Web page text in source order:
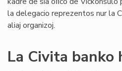
la delegacio reprezentos nur la
aliaj organizoj.
La Civita banko